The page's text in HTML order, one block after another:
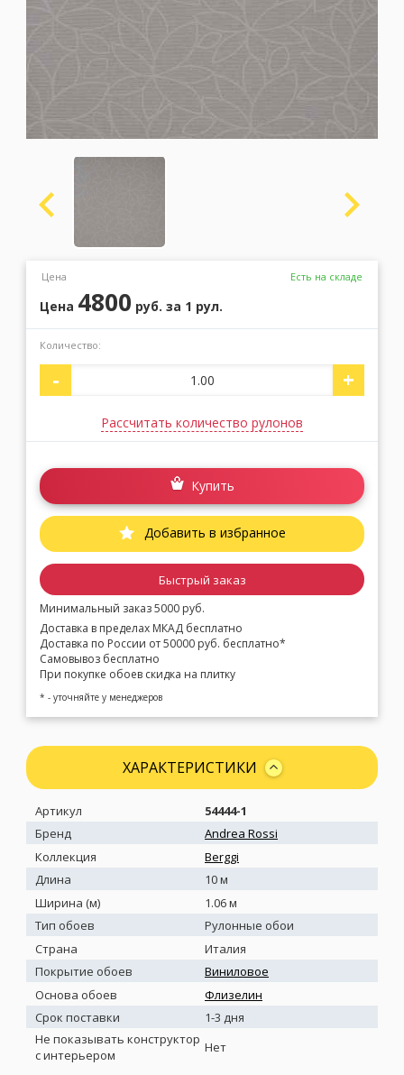
Москва
Заказать обратный звонок
Цена Есть на складе
Цена 4800 руб. за 1 рул.
Количество:
- +
Рассчитать количество рулонов
Купить
Добавить в избранное
Быстрый заказ
Минимальный заказ 5000 руб.
Доставка в пределах МКАД бесплатно
Доставка по России от 50000 руб. бесплатно*
Самовывоз бесплатно
При покупке обоев скидка на плитку
* - уточняйте у менеджеров
ХАРАКТЕРИСТИКИ
Артикул
54444-1
Бренд
Andrea Rossi
Коллекция
Berggi
Длина
10 м
Ширина (м)
1.06 м
Тип обоев
Рулонные обои
Страна
Италия
Покрытие обоев
Виниловое
Основа обоев
Флизелин
Срок поставки
1-3 дня
Не показывать конструктор
с интерьером
Нет